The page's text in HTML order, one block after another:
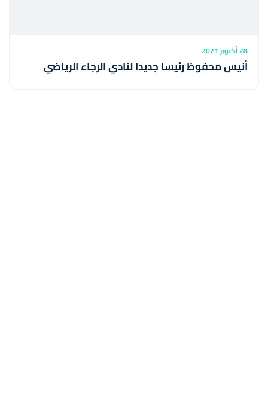
28 أكتوبر 2021
أنيس محفوظ رئيسا جديدا لنادي الرجاء الرياضي